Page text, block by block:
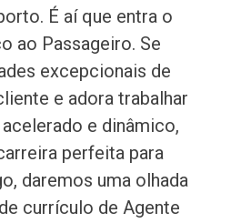
É aí que entra o
ao Passageiro. Se
excepcionais de
e adora trabalhar
e dinâmico,
perfeita para
daremos uma olhada
currículo de Agente